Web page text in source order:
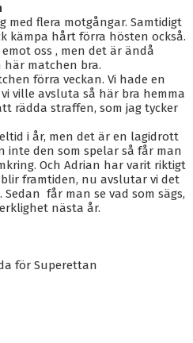
med flera motgångar. Samtidigt
kämpa hårt förra hösten också.
oss , men det är ändå
matchen bra.
förra veckan. Vi hade en
ville avsluta så här bra hemma
rädda straffen, som jag tycker
i år, men det är en lagidrott
inte den som spelar så får man
Och Adrian har varit riktigt
framtiden, nu avslutar vi det
får man se vad som sägs,
nästa år.
för Superettan